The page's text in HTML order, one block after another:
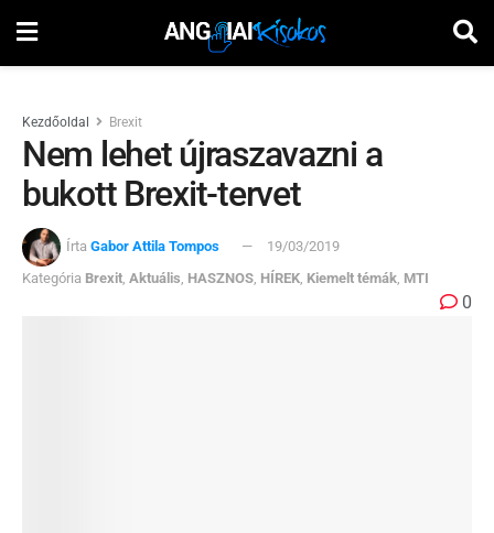
Kezdőoldal Brexit
Nem lehet újraszavazni a
bukott Brexit-tervet
Írta Gabor Attila Tompos
19/03/2019
Kategória Brexit Aktuális HASZNOS HÍREK Kiemelt témák MTI
0